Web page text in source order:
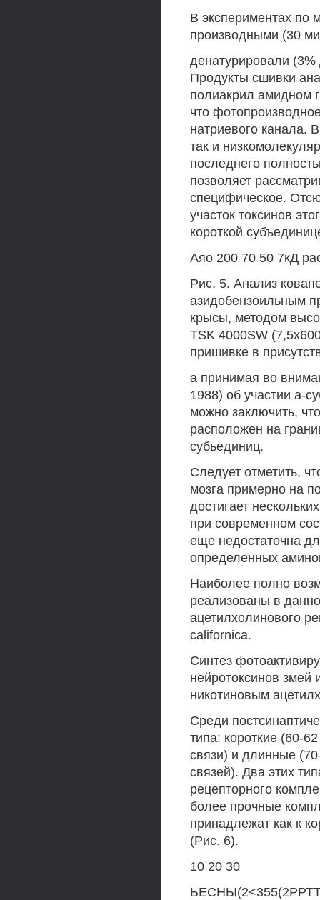
В экспериментах по
производными (30
денатурировали
Продукты сшивки
полиакрил амидном
что
натриевого канала.
так и
последнего
позволяет
специфическое.
участок токсинов
короткой
Аяо 200 70 50 7кД
Рис. 5. Анализ
азидобензоильным
крысы, методом
TSK 4000SW
пришивке в
а принимая во
1988) об участии а-
можно заключить,
расположен на
субьединиц.
Следует отметить,
мозга примерно на
достигает
при современном
еще недостаточна
определенных
Наиболее полно
реализованы в
ацетилхолинового
californica.
Синтез
нейротоксинов змей
никотиновым
Среди
типа: короткие (60-
связи) и длинные
связей). Два этих
рецепторного
более прочные
принадлежат как к
(Рис. 6).
10 20 30